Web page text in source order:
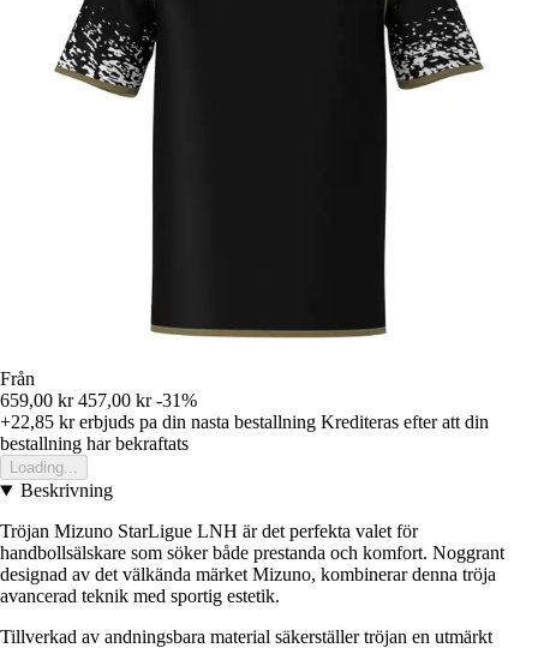
Från
659,00 kr 457,00 kr -31%
+22,85 krerbjuds pa din nasta bestallning Krediteras efter att din
bestallning har bekraftats
Loading...
Beskrivning
Tröjan Mizuno StarLigue LNH är det perfekta valet för
handbollsälskare som söker både prestanda och komfort. Noggrant
designad av det välkända märket Mizuno, kombinerar denna tröja
avancerad teknik med sportig estetik.
Tillverkad av andningsbara material säkerställer tröjan en utmärkt